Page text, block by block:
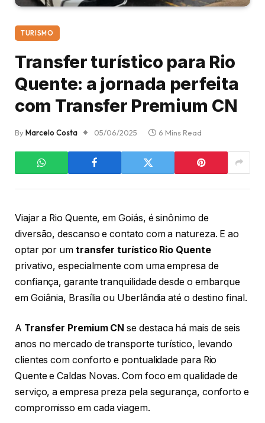
TURISMO
Transfer turístico para Rio
Quente: a jornada perfeita
com Transfer Premium CN
ByMarcelo Costa 05/06/2025 6 Mins Read
Viajar a Rio Quente, em Goiás, é sinônimo de
diversão, descanso e contato com a natureza. E ao
optar por um transfer turístico Rio Quente
privativo, especialmente com uma empresa de
confiança, garante tranquilidade desde o embarque
em Goiânia, Brasília ou Uberlândia até o destino final.
A Transfer Premium CN se destaca há mais de seis
anos no mercado de transporte turístico, levando
clientes com conforto e pontualidade para Rio
Quente e Caldas Novas. Com foco em qualidade de
serviço, a empresa preza pela segurança, conforto e
compromisso em cada viagem.